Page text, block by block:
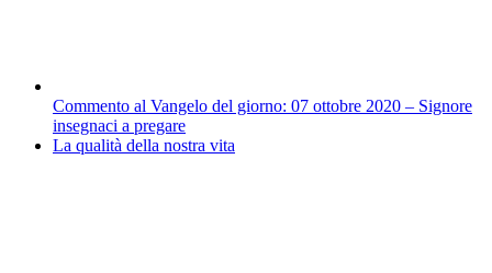
Commento al Vangelo del giorno: 07 ottobre 2020 – Signore
insegnaci a pregare
La qualità della nostra vita